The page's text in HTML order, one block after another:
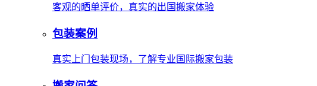
客观的晒单评价，真实的出国搬家体验
包装案例
真实上门包装现场，了解专业国际搬家包装